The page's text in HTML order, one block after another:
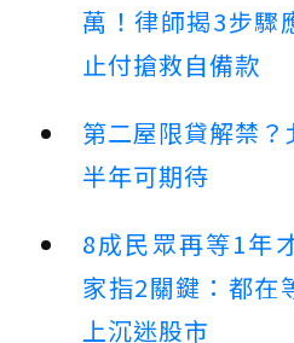
萬！律師揭3步驟
止付搶救自備款
第二屋限貸解禁
半年可期待
8成民眾再等1年
家指2關鍵：都在
上沉迷股市